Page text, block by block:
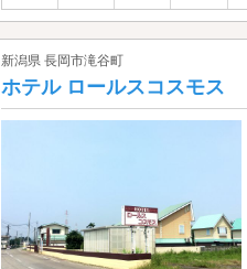
新潟県 長岡市滝谷町
ホテル ロールスコスモス